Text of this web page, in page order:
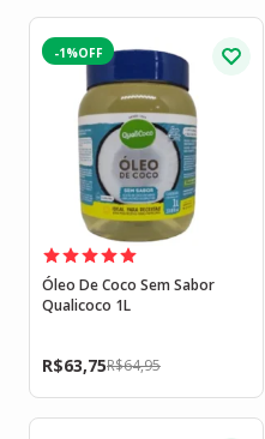
-1%
Óleo De Coco Sem Sabor
Qualicoco 1L
R$64,95
R$63,75